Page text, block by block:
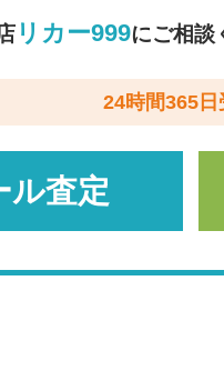
リカー999にご相談
24時間365日
ル査定